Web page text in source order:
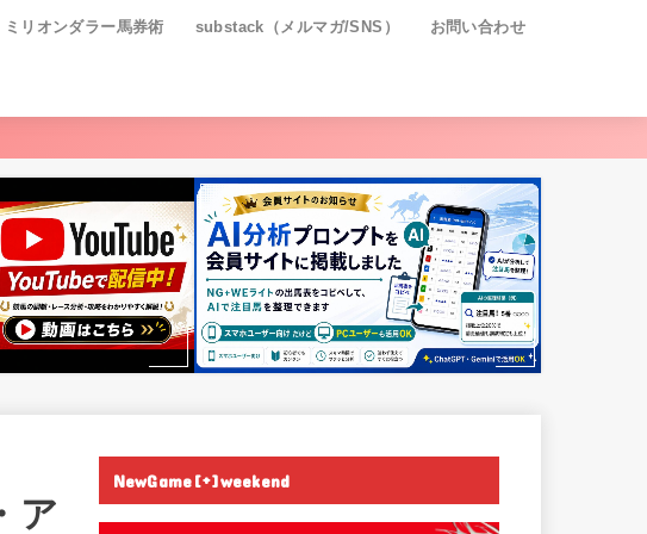
ミリオンダラー馬券術 substack（メルマガ/SNS） お問い合わせ
ア
NewGame[+]weekend